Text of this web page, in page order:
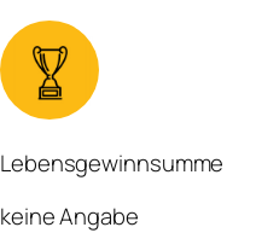
Lebensgewinnsumme
keine Angabe